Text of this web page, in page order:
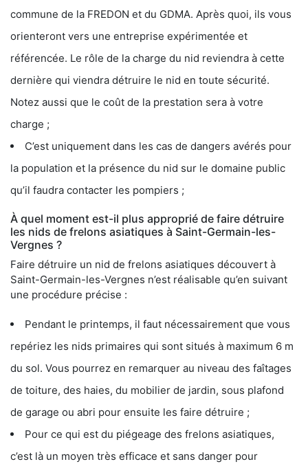
commune de la FREDON et du GDMA. Après quoi, ils vous
orienteront vers une entreprise expérimentée et
référencée. Le rôle de la charge du nid reviendra à cette
dernière qui viendra détruire le nid en toute sécurité.
Notez aussi que le coût de la prestation sera à votre
charge ;
C’est uniquement dans les cas de dangers avérés pour
la population et la présence du nid sur le domaine public
qu’il faudra contacter les pompiers ;
À quel moment est-il plus approprié de faire détruire
les nids de frelons asiatiques à Saint-Germain-les-
Vergnes ?
Faire détruire un nid de frelons asiatiques découvert à
Saint-Germain-les-Vergnes n’est réalisable qu’en suivant
une procédure précise :
Pendant le printemps, il faut nécessairement que vous
repériez les nids primaires qui sont situés à maximum 6 m
du sol. Vous pourrez en remarquer au niveau des faîtages
de toiture, des haies, du mobilier de jardin, sous plafond
de garage ou abri pour ensuite les faire détruire ;
Pour ce qui est du piégeage des frelons asiatiques,
c’est là un moyen très efficace et sans danger pour